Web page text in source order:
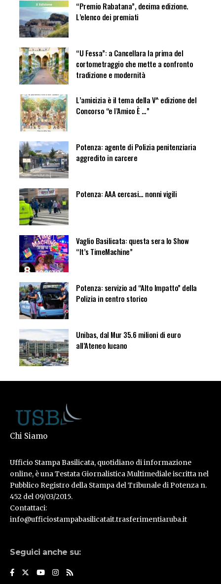
“Premio Rabatana”, decima edizione.
L’elenco dei premiati
“U Fessa”: a Cancellara la prima del
cortometraggio che mette a confronto
tradizione e modernità
L’amicizia è il tema della V^ edizione del
Concorso “e l’Amico È …”
Potenza: agente di Polizia penitenziaria
aggredito in carcere
Potenza: AAA cercasi… nonni vigili
Vaglio Basilicata: questa sera lo Show
“It’s TimeMachine”
Potenza: servizio ad “Alto Impatto” della
Polizia in centro storico
Unibas, dal Mur 35.6 milioni di euro
all’Ateneo lucano
Chi Siamo
Ufficio Stampa Basilicata, quotidiano di informazione
online, è una Testata Giornalistica Multimediale iscritta nel
Pubblico Registro della Stampa del Tribunale di Potenza n.
452 del 09/03/2015.
Contattaci:
info@ufficiostampabasilicatait.trasferimentiaruba.it
Seguici anche su: